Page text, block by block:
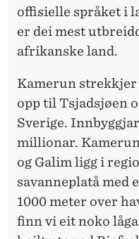
offisielle språket i
er dei mest
afrikanske land.
Kamerun strekkjer
opp til Tsjadsjøen
Sverige.
millionar.
og Galim ligg i
savanneplatå med
1000 meter over
finn vi eit noko